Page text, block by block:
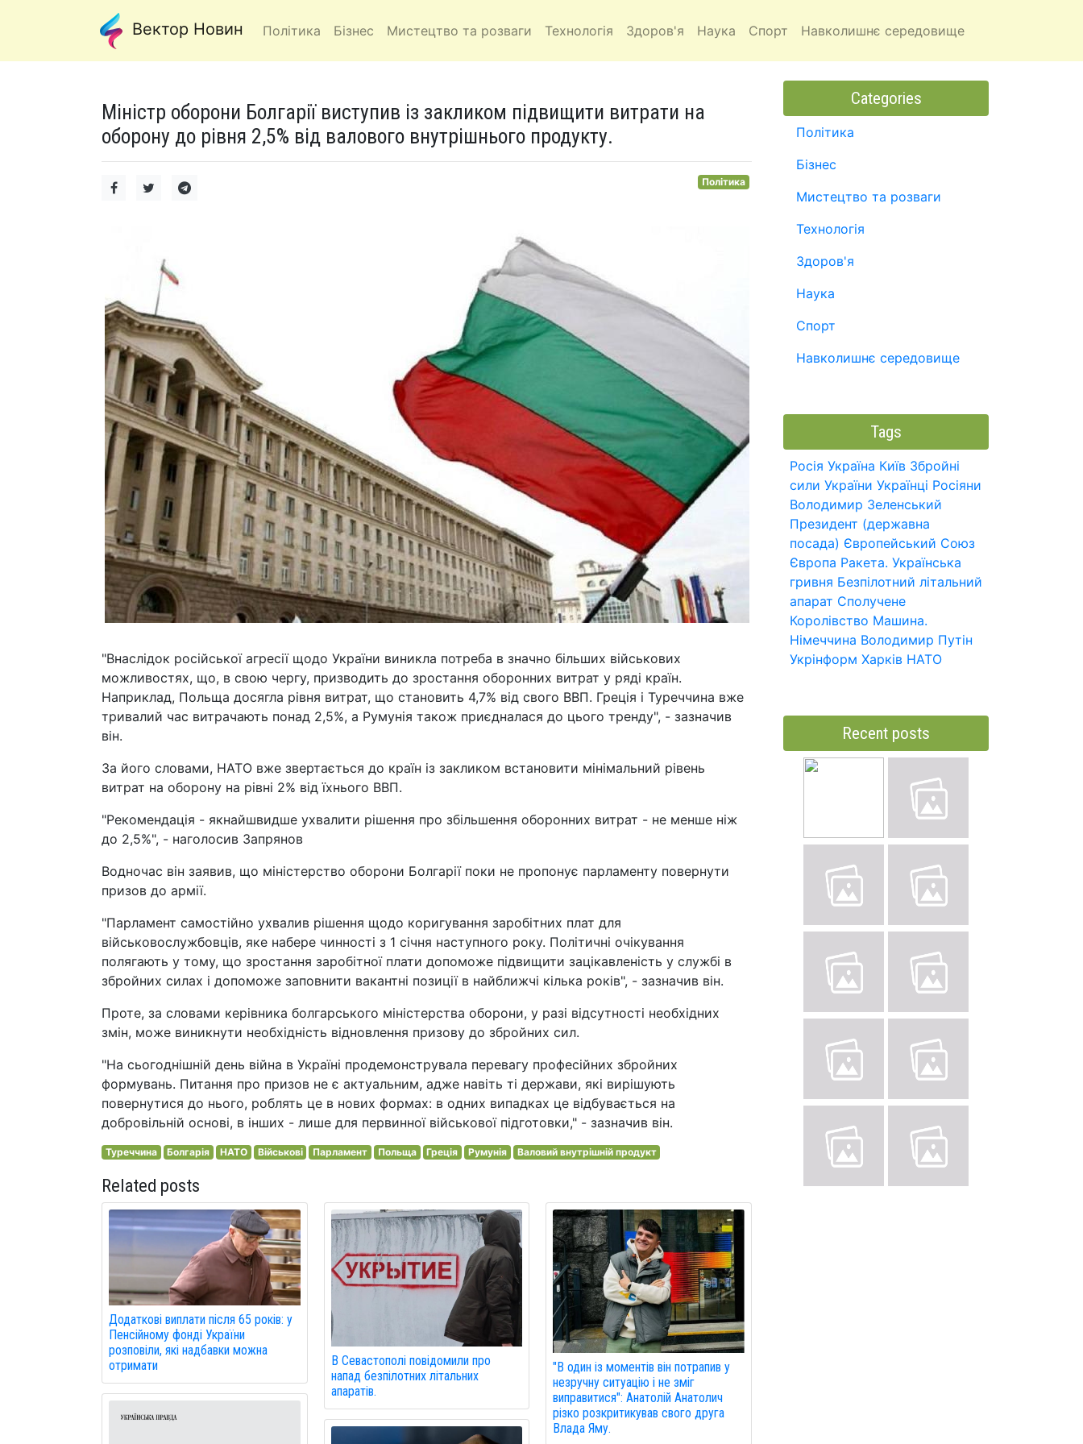
Вектор Новин Політика Бізнес Мистецтво та розваги Технологія Здоров'я Наука Спорт Навколишнє середовище
Міністр оборони Болгарії виступив із закликом підвищити витрати на
оборону до рівня 2,5% від валового внутрішнього продукту.
Політика
"Внаслідок російської агресії щодо України виникла потреба в значно більших військових
можливостях, що, в свою чергу, призводить до зростання оборонних витрат у ряді країн.
Наприклад, Польща досягла рівня витрат, що становить 4,7% від свого ВВП. Греція і Туреччина вже
тривалий час витрачають понад 2,5%, а Румунія також приєдналася до цього тренду", - зазначив
він.
За його словами, НАТО вже звертається до країн із закликом встановити мінімальний рівень
витрат на оборону на рівні 2% від їхнього ВВП.
"Рекомендація - якнайшвидше ухвалити рішення про збільшення оборонних витрат - не менше ніж
до 2,5%", - наголосив Запрянов
Водночас він заявив, що міністерство оборони Болгарії поки не пропонує парламенту повернути
призов до армії.
"Парламент самостійно ухвалив рішення щодо коригування заробітних плат для
військовослужбовців, яке набере чинності з 1 січня наступного року. Політичні очікування
полягають у тому, що зростання заробітної плати допоможе підвищити зацікавленість у службі в
збройних силах і допоможе заповнити вакантні позиції в найближчі кілька років", - зазначив він.
Проте, за словами керівника болгарського міністерства оборони, у разі відсутності необхідних
змін, може виникнути необхідність відновлення призову до збройних сил.
"На сьогоднішній день війна в Україні продемонструвала перевагу професійних збройних
формувань. Питання про призов не є актуальним, адже навіть ті держави, які вирішують
повернутися до нього, роблять це в нових формах: в одних випадках це відбувається на
добровільній основі, в інших - лише для первинної військової підготовки," - зазначив він.
Туреччина Болгарія НАТО Військові Парламент Польща Греція Румунія Валовий внутрішній продукт
Related posts
Додаткові виплати після 65 років: у
Пенсійному фонді України
розповіли, які надбавки можна
отримати
В Севастополі повідомили про
напад безпілотних літальних
апаратів.
"В один із моментів він потрапив у
незручну ситуацію і не зміг
виправитися": Анатолій Анатолич
різко розкритикував свого друга
Влада Яму.
Categories
Політика
Бізнес
Мистецтво та розваги
Технологія
Здоров'я
Наука
Спорт
Навколишнє середовище
Tags
Росія Україна Київ Збройні
сили України Українці Росіяни
Володимир Зеленський
Президент (державна
посада) Європейський Союз
Європа Ракета. Українська
гривня Безпілотний літальний
апарат Сполучене
Королівство Машина.
Німеччина Володимир Путін
Укрінформ Харків НАТО
Recent posts